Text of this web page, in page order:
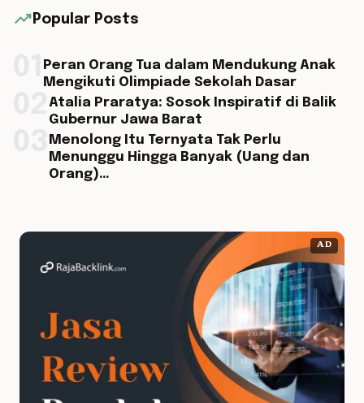
trending_up Popular Posts
Peran Orang Tua dalam Mendukung Anak
Mengikuti Olimpiade Sekolah Dasar
Atalia Praratya: Sosok Inspiratif di Balik
Gubernur Jawa Barat
Menolong Itu Ternyata Tak Perlu
Menunggu Hingga Banyak (Uang dan
Orang)…
AD